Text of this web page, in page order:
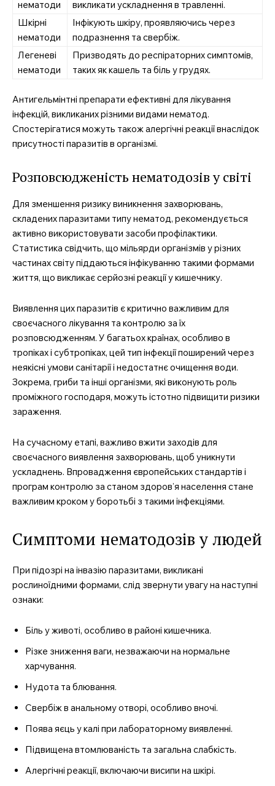
нематоди
викликати ускладнення в травленні.
Шкірні
нематоди
Інфікують шкіру, проявляючись через
подразнення та свербіж.
Легеневі
нематоди
Призводять до респіраторних симптомів,
таких як кашель та біль у грудях.
Антигельмінтні препарати ефективні для лікування
інфекцій, викликаних різними видами нематод.
Спостерігатися можуть також алергічні реакції внаслідок
присутності паразитів в організмі.
Розповсюдженість нематодозів у світі
Для зменшення ризику виникнення захворювань,
складених паразитами типу нематод, рекомендується
активно використовувати засоби профілактики.
Статистика свідчить, що мільярди організмів у різних
частинах світу піддаються інфікуванню такими формами
життя, що викликає серйозні реакції у кишечнику.
Виявлення цих паразитів є критично важливим для
своєчасного лікування та контролю за їх
розповсюдженням. У багатьох країнах, особливо в
тропіках і субтропіках, цей тип інфекції поширений через
неякісні умови санітарії і недостатнє очищення води.
Зокрема, гриби та інші організми, які виконують роль
проміжного господаря, можуть істотно підвищити ризики
зараження.
На сучасному етапі, важливо вжити заходів для
своєчасного виявлення захворювань, щоб уникнути
ускладнень. Впровадження європейських стандартів і
програм контролю за станом здоров’я населення стане
важливим кроком у боротьбі з такими інфекціями.
Симптоми нематодозів у людей
При підозрі на інвазію паразитами, викликані
рослиноїдними формами, слід звернути увагу на наступні
ознаки:
Біль у животі, особливо в районі кишечника.
Різке зниження ваги, незважаючи на нормальне
харчування.
Нудота та блювання.
Свербіж в анальному отворі, особливо вночі.
Поява яєць у калі при лабораторному виявленні.
Підвищена втомлюваність та загальна слабкість.
Алергічні реакції, включаючи висипи на шкірі.